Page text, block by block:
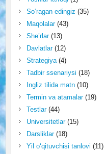
So‘ragan edingiz (35)
Maqolalar(43)
She’rlar(13)
Davlatlar(12)
Strategiya(4)
Tadbir ssenariysi (18)
Ingliz tilida matn(10)
Termin va atamalar(19)
Testlar(44)
Universitetlar(15)
Darsliklar(18)
Yil o‘qituvchisi tanlovi (11)